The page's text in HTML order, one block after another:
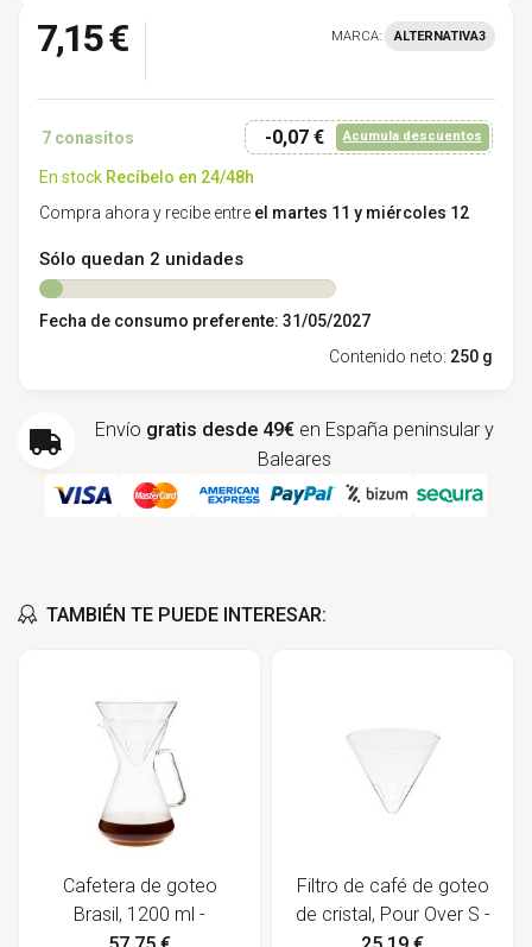
7,15 € MARCA: ALTERNATIVA3
7 conasitos -0,07 € Acumula descuentos
En stock Recíbelo en 24/48h
Compra ahora y recibe entre el martes 11 y miércoles 12
Sólo quedan 2 unidades
Fecha de consumo preferente: 31/05/2027
Contenido neto: 250 g
Envío gratis desde 49€ en España peninsular y
Baleares
TAMBIÉN TE PUEDE INTERESAR:
Cafetera de goteo
Brasil, 1200 ml -
Filtro de café de goteo
de cristal, Pour Over S -